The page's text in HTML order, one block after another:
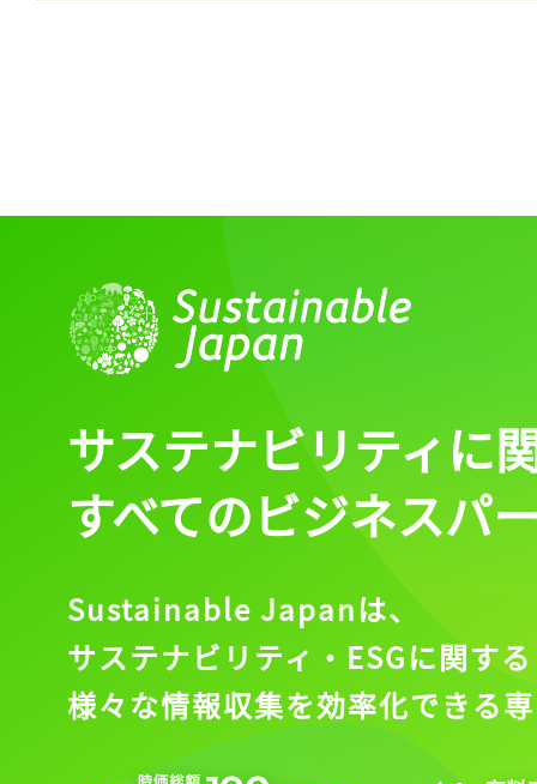
サステナビリティに
すべてのビジネスパ
Sustainable Japanは、
サステナビリティ・ESGに関する
様々な情報収集を効率化できる